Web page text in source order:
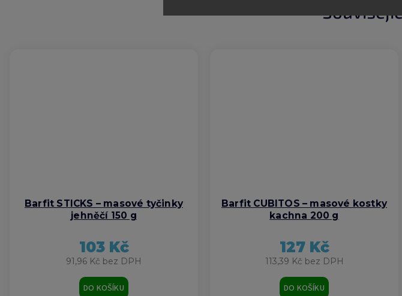
Barfit STICKS – masové tyčinky
jehněčí 150 g
91,96 Kč bez DPH
103 Kč
DO KOŠÍKU
Barfit CUBITOS – masové kostky
kachna 200 g
113,39 Kč bez DPH
127 Kč
DO KOŠÍKU